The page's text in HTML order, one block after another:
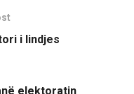
i lindjes
elektoratin